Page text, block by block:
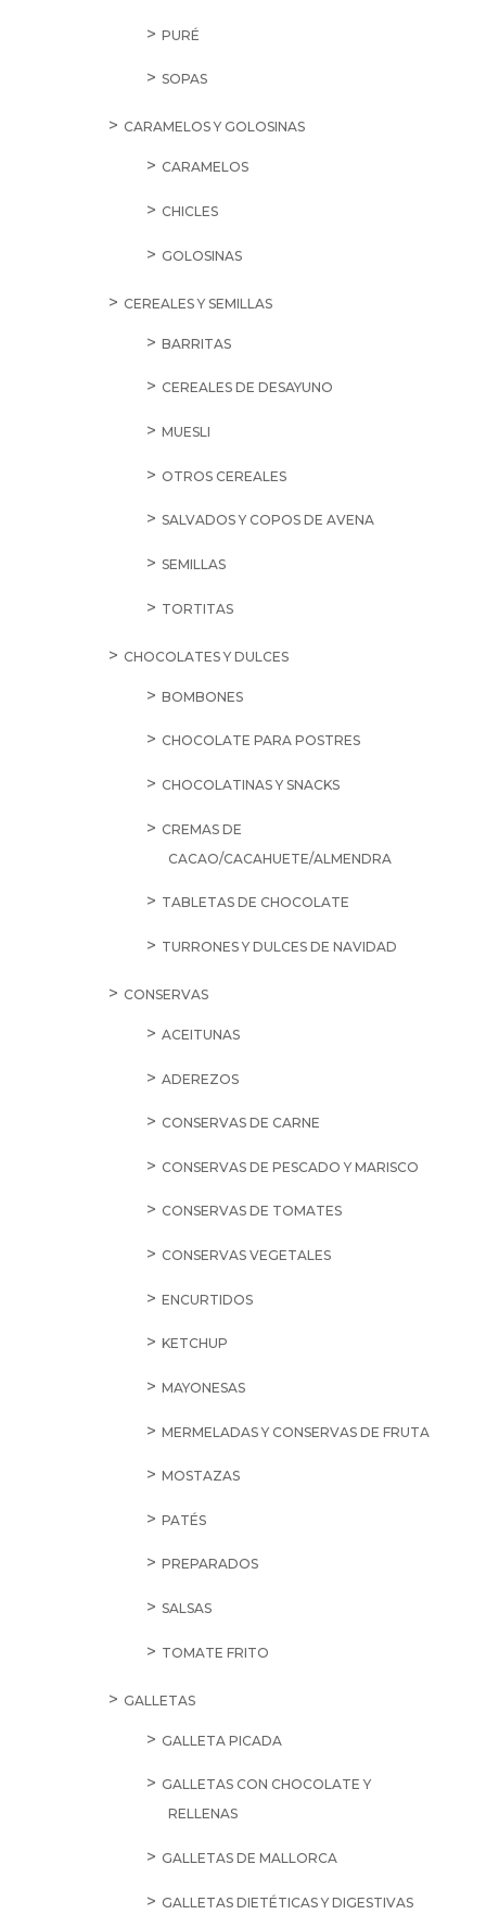
PURÉ
SOPAS
CARAMELOS Y GOLOSINAS
CARAMELOS
CHICLES
GOLOSINAS
CEREALES Y SEMILLAS
BARRITAS
CEREALES DE DESAYUNO
MUESLI
OTROS CEREALES
SALVADOS Y COPOS DE AVENA
SEMILLAS
TORTITAS
CHOCOLATES Y DULCES
BOMBONES
CHOCOLATE PARA POSTRES
CHOCOLATINAS Y SNACKS
CREMAS DE
CACAO/CACAHUETE/ALMENDRA
TABLETAS DE CHOCOLATE
TURRONES Y DULCES DE NAVIDAD
CONSERVAS
ACEITUNAS
ADEREZOS
CONSERVAS DE CARNE
CONSERVAS DE PESCADO Y MARISCO
CONSERVAS DE TOMATES
CONSERVAS VEGETALES
ENCURTIDOS
KETCHUP
MAYONESAS
MERMELADAS Y CONSERVAS DE FRUTA
MOSTAZAS
PATÉS
PREPARADOS
SALSAS
TOMATE FRITO
GALLETAS
GALLETA PICADA
GALLETAS CON CHOCOLATE Y
RELLENAS
GALLETAS DE MALLORCA
GALLETAS DIETÉTICAS Y DIGESTIVAS